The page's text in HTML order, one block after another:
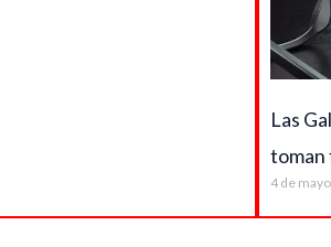
Las
toman
4 de